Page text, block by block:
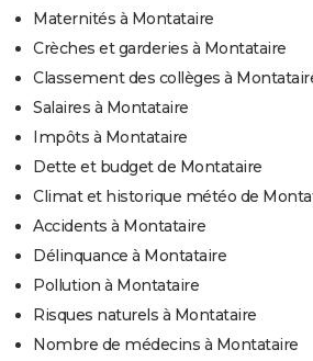
Maternités à Montataire
Crèches et garderies à Montataire
Classement des collèges à
Salaires à Montataire
Impôts à Montataire
Dette et budget de Montataire
Climat et historique météo de
Accidents à Montataire
Délinquance à Montataire
Pollution à Montataire
Risques naturels à Montataire
Nombre de médecins à Montataire